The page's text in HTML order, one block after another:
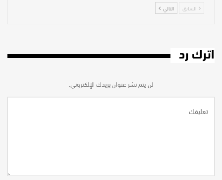
السابق التالي
اترك رد
لن يتم نشر عنوان بريدك الإلكتروني.